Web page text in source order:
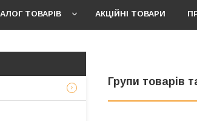
ТОВАРІВ АКЦІЙНІ ТОВАРИ
Групи товарів